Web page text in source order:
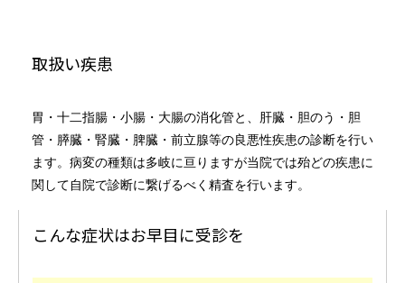
取扱い疾患
胃・十二指腸・小腸・大腸の消化管と、肝臓・胆のう・胆
管・膵臓・腎臓・脾臓・前立腺等の良悪性疾患の診断を行い
ます。病変の種類は多岐に亘りますが当院では殆どの疾患に
関して自院で診断に繋げるべく精査を行います。
こんな症状はお早目に受診を